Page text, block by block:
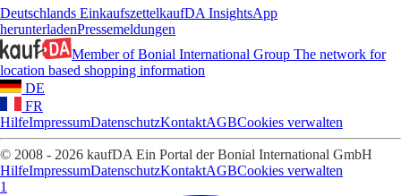
Deutschlands EinkaufszettelkaufDA InsightsApp
herunterladenPressemeldungen
Member of Bonial International Group The network for
location based shopping information
DE
FR
HilfeImpressumDatenschutzKontaktAGBCookies verwalten
© 2008 - 2026 kaufDA Ein Portal der Bonial International GmbH
HilfeImpressumDatenschutzKontaktAGBCookies verwalten
1